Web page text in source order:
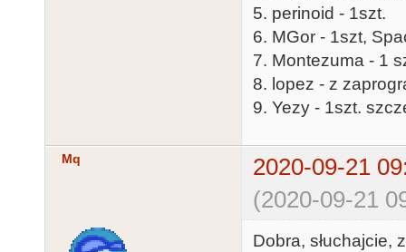
5. perinoid - 1szt.
6. MGor - 1szt,
7. Montezuma - 1
8. lopez - z
9. Yezy - 1szt.
Mq
2020-09-21
(2020-09-21
Dobra, słuchajcie,